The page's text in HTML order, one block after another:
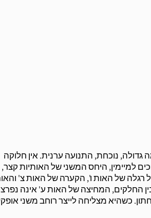
גדולה, נוכחת, התנועה ערנית. אין חלוקה
למיימין, היחס המשני של האותיות קצר,
רגלה של האות ו', הקערה של האות צ'
החלקים, המחיצה של האות ע' אינה
כשהיא מצליחה לייצר רוחב משני